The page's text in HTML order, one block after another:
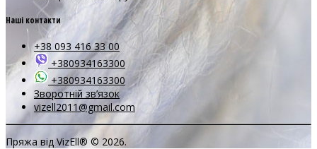
Наші контакти
+38 093 416 33 00
+380934163300
+380934163300
Зворотній зв’язок
vizell2011@gmail.com
Пряжа від VizEll® © 2026.